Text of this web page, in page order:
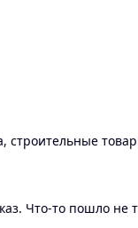
строительные
Что-то пошло не